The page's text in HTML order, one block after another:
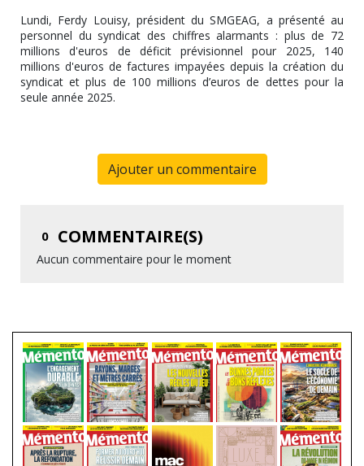
Lundi, Ferdy Louisy, président du SMGEAG, a présenté au
personnel du syndicat des chiffres alarmants : plus de 72
millions d'euros de déficit prévisionnel pour 2025, 140
millions d'euros de factures impayées depuis la création du
syndicat et plus de 100 millions d’euros de dettes pour la
seule année 2025.
Ajouter un commentaire
0 COMMENTAIRE(S)
Aucun commentaire pour le moment